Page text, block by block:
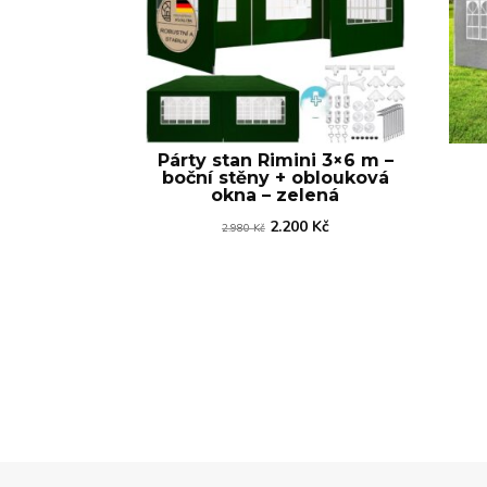
Párty stan Rimini 3×6 m –
boční stěny + oblouková
okna – zelená
2.980Kč Původní
2.200 KčAktuální